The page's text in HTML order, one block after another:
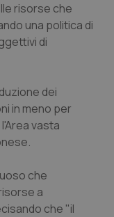
Ulcerosa
risorse che
una politica di
di
dei
in meno per
vasta
che
a
che "il